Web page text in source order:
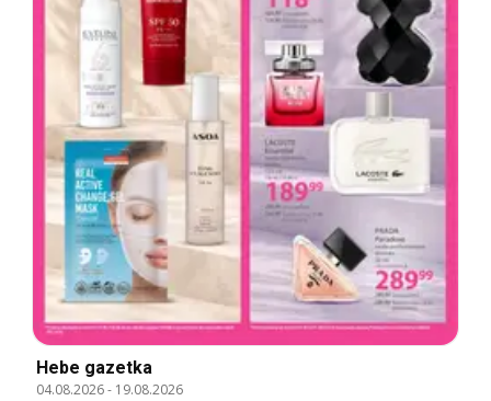
Hebe gazetka
04.08.2026- 19.08.2026